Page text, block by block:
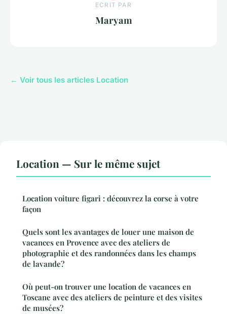
ECRIT PAR
Maryam
← Voir tous les articles Location
Location — Sur le même sujet
Location voiture figari : découvrez la corse à votre
façon
Quels sont les avantages de louer une maison de
vacances en Provence avec des ateliers de
photographie et des randonnées dans les champs
de lavande?
Où peut-on trouver une location de vacances en
Toscane avec des ateliers de peinture et des visites
de musées?